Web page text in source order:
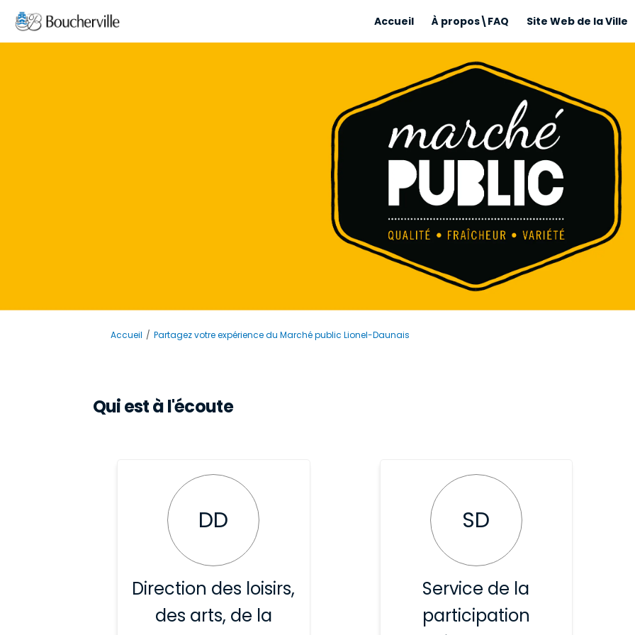
Accueil À propos\FAQ Site Web de la Ville
Vous êtes ici:
Accueil Partagez votre expérience du Marché public Lionel-Daunais
Qui est à l'écoute
DD
Direction des loisirs,
des arts, de la
SD
Service de la
participation